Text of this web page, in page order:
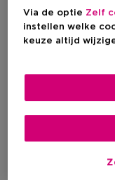
Op voorraad-
Ophalen in
Via de optie Zelf
instellen welke
keuze altijd